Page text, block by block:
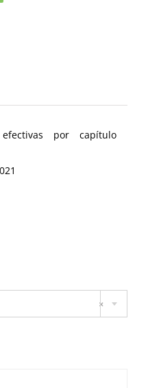
por capítulo
×